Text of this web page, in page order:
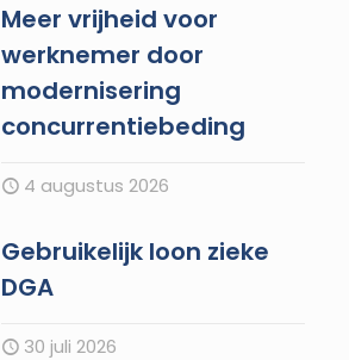
Meer vrijheid voor
werknemer door
modernisering
concurrentiebeding
4 augustus 2026
Gebruikelijk loon zieke
DGA
30 juli 2026